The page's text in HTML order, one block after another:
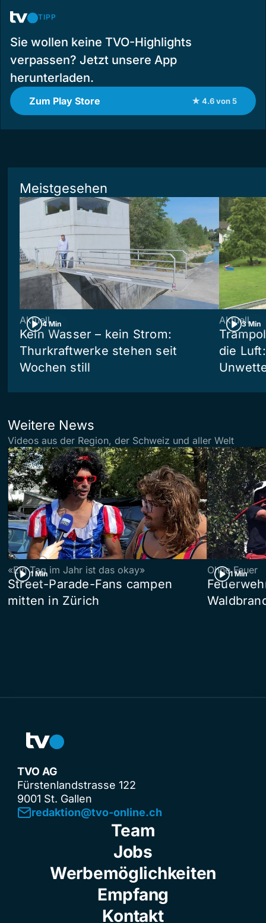
TIPP
Sie wollen keine TVO-Highlights
verpassen? Jetzt unsere App
herunterladen.
Zum Play Store ★ 4.6 von 5
Meistgesehen
4 Min
Aktuell
Kein Wasser – kein Strom:
Thurkraftwerke stehen seit
Wochen still
3 Min
Aktuell
die
Weitere News
Videos aus der Region, der Schweiz und aller Welt
1 Min
«Ein Tag im Jahr ist das okay»
Street-Parade-Fans campen
mitten in Zürich
1 Min
Ohne Feuer
TVO AG
Fürstenlandstrasse 122
9001 St. Gallen
redaktion@tvo-online.ch
Team
Jobs
Werbemöglichkeiten
Empfang
Kontakt